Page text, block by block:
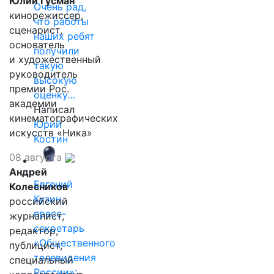
Очень рад,
что работы
наших ребят
получили
такую
высокую
оценку…
Написал
Юрий
Костин
Евгений
Кузин,
пресс-
секретарь
«Общественного
телевидения
кинорежиссер,
сценарист,
основатель
и художественный
руководитель
премии Рос.
академии
кинематографических
искусств «Ника»
08 августа
Андрей
Колесников
российский
журналист,
редактор,
публицист,
специальный